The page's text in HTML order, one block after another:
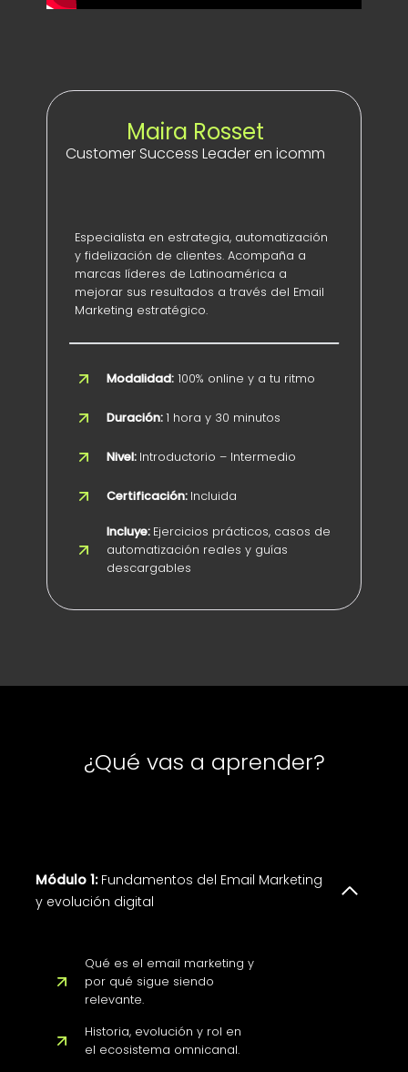
Maira Rosset
Customer Success Leader en icomm
Especialista en estrategia, automatización
y fidelización de clientes. Acompaña a
marcas líderes de Latinoamérica a
mejorar sus resultados a través del Email
Marketing estratégico.
Modalidad: 100% online y a tu ritmo
Duración:1 hora y 30 minutos
Nivel: Introductorio – Intermedio
Certificación: Incluida
Incluye: Ejercicios prácticos, casos de
automatización reales y guías
descargables
¿Qué vas a aprender?
Módulo 1: Fundamentos del Email Marketing
y evolución digital
Qué es el email marketing y
por qué sigue siendo
relevante.
Historia, evolución y rol en
el ecosistema omnicanal.